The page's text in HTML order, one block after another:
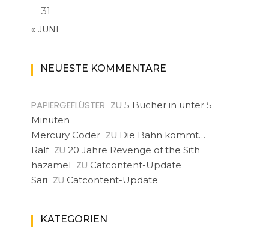
31
« JUNI
NEUESTE KOMMENTARE
PAPIERGEFLÜSTER ZU 5 Bücher in unter 5
Minuten
Mercury Coder ZU Die Bahn kommt…
Ralf ZU 20 Jahre Revenge of the Sith
hazamel ZU Catcontent-Update
Sari ZU Catcontent-Update
KATEGORIEN